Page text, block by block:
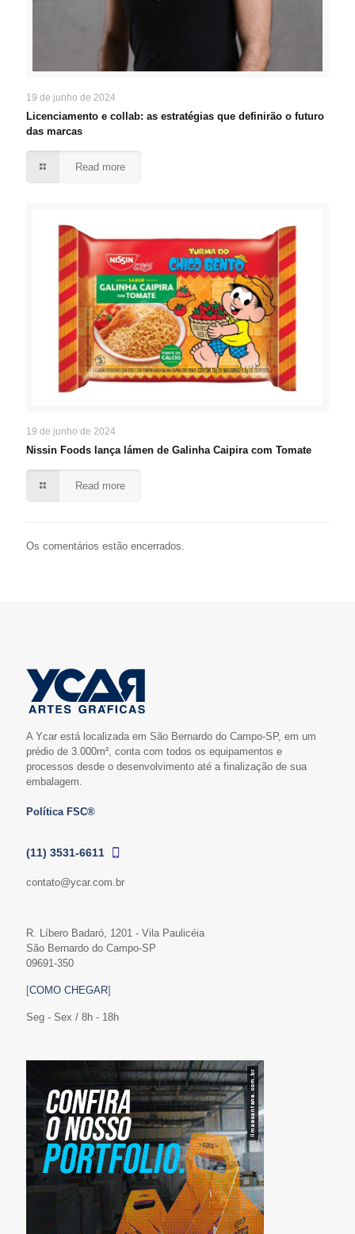
19 de junho de 2024
Licenciamento e collab: as estratégias que definirão o futuro
das marcas
Read more
19 de junho de 2024
Nissin Foods lança lámen de Galinha Caipira com Tomate
Read more
Os comentários estão encerrados.
A Ycar está localizada em São Bernardo do Campo-SP, em um
prédio de 3.000m², conta com todos os equipamentos e
processos desde o desenvolvimento até a finalização de sua
embalagem.
Política FSC®
(11) 3531-6611
contato@ycar.com.br
R. Líbero Badaró, 1201 - Vila Paulicéia
São Bernardo do Campo-SP
09691-350
[COMO CHEGAR]
Seg - Sex / 8h - 18h